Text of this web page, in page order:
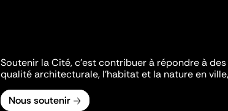
Soutenir la Cité, c'est contribuer à répondre à
qualité architecturale, l'habitat et la nature en
Nous soutenir